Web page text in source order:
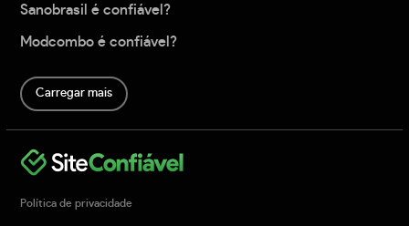
Sanobrasil é confiável?
Modcombo é confiável?
Carregar mais
Política de privacidade